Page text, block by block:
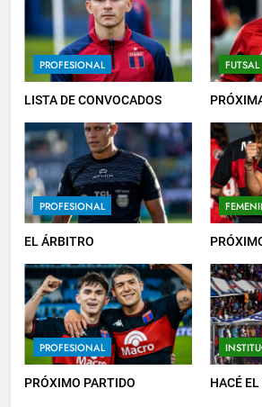
PROFESIONAL
LISTA DE CONVOCADOS
FUTSAL
PROFESIONAL
EL ÁRBITRO
PROFESIONAL
PRÓXIMO PARTIDO HACÉ
6
HACÉ EL CANJE
7
EMPATE EN
PROFESIONAL
8
DERROTA DE
FUTSAL